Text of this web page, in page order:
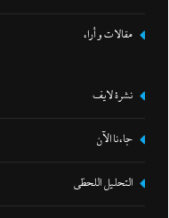
مقالات و أراء
نشرة لايف
جاءنا الآن
التحليل اللحظي